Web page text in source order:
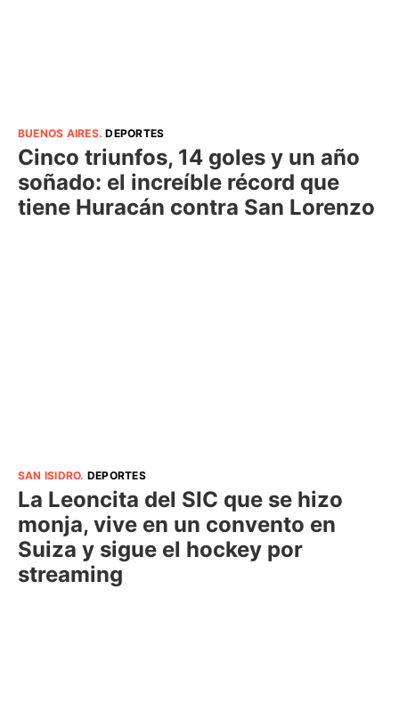
BUENOS AIRES.DEPORTES
Cinco triunfos, 14 goles y un año
soñado: el increíble récord que
tiene Huracán contra San Lorenzo
SAN ISIDRO. DEPORTES
La Leoncita del SIC que se hizo
monja, vive en un convento en
Suiza y sigue el hockey por
streaming